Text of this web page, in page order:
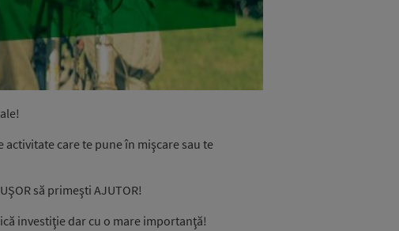
activitate care te pune în mişcare sau te
să primeşti AJUTOR!
investiţie dar cu o mare importanţă!